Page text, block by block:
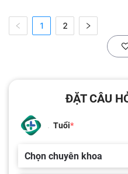
1 2
ĐẶT CÂU
Tuổi
Chọn chuyên khoa